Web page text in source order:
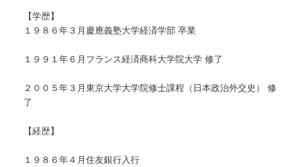
【学歴】
１９８６年３月慶應義塾大学経済学部 卒業
１９９１年６月フランス経済商科大学院大学 修了
２００５年３月東京大学大学院修士課程（日本政治外交史） 修
了
【経歴】
１９８６年４月住友銀行入行